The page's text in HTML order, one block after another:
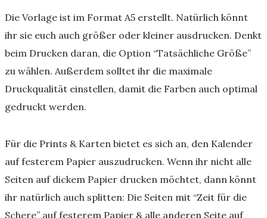
Die Vorlage ist im Format A5 erstellt. Natürlich könnt
ihr sie euch auch größer oder kleiner ausdrucken. Denkt
beim Drucken daran, die Option “Tatsächliche Größe”
zu wählen. Außerdem solltet ihr die maximale
Druckqualität einstellen, damit die Farben auch optimal
gedruckt werden.
Für die Prints & Karten bietet es sich an, den Kalender
auf festerem Papier auszudrucken. Wenn ihr nicht alle
Seiten auf dickem Papier drucken möchtet, dann könnt
ihr natürlich auch splitten: Die Seiten mit “Zeit für die
Schere” auf festerem Papier & alle anderen Seite auf